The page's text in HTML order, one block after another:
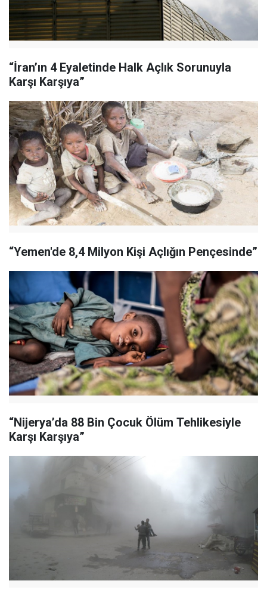
“İran’ın 4 Eyaletinde Halk Açlık Sorunuyla
Karşı Karşıya”
“Yemen'de 8,4 Milyon Kişi Açlığın Pençesinde”
“Nijerya’da 88 Bin Çocuk Ölüm Tehlikesiyle
Karşı Karşıya”